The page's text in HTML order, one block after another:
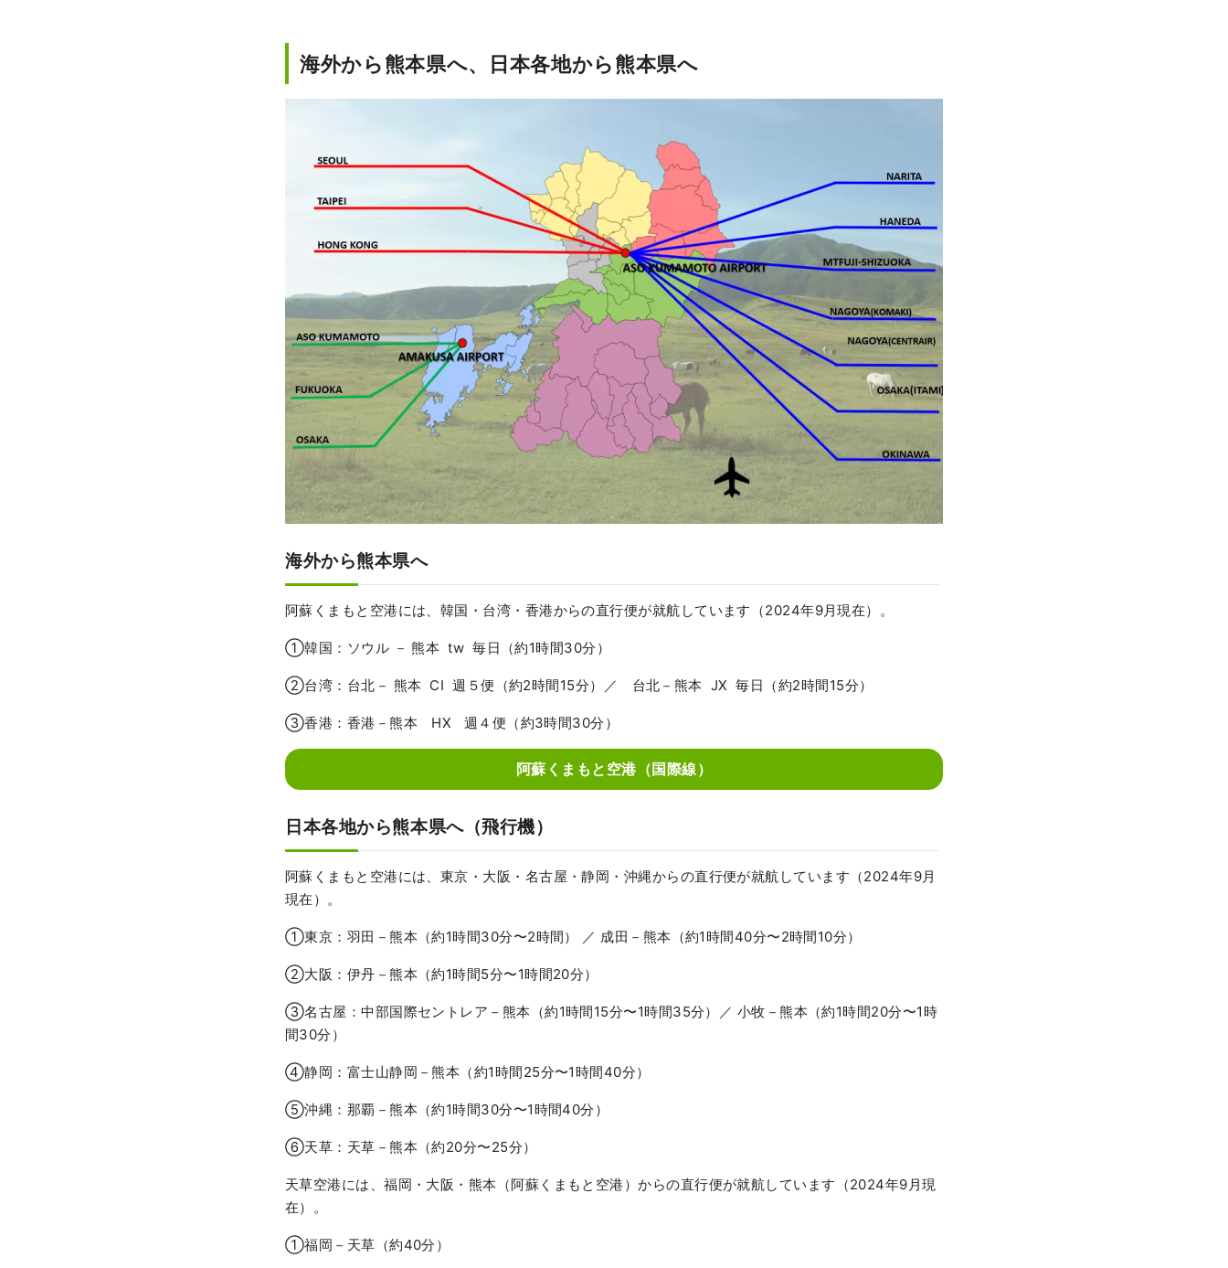
海外から熊本県へ、日本各地から熊本県へ
海外から熊本県へ
阿蘇くまもと空港には、韓国・台湾・香港からの直行便が就航しています（2024年9月現在）。
①韓国：ソウル － 熊本 tw 毎日（約1時間30分）
②台湾：台北－ 熊本 CI 週５便（約2時間15分）／ 台北－熊本 JX 毎日（約2時間15分）
③香港：香港－熊本 HX 週４便（約3時間30分）
阿蘇くまもと空港（国際線）
日本各地から熊本県へ（飛行機）
阿蘇くまもと空港には、東京・大阪・名古屋・静岡・沖縄からの直行便が就航しています（2024年9月
現在）。
①東京：羽田－熊本（約1時間30分〜2時間） ／ 成田－熊本（約1時間40分〜2時間10分）
②大阪：伊丹－熊本（約1時間5分〜1時間20分）
③名古屋：中部国際セントレア－熊本（約1時間15分〜1時間35分）／ 小牧－熊本（約1時間20分〜1時
間30分）
④静岡：富士山静岡－熊本（約1時間25分〜1時間40分）
⑤沖縄：那覇－熊本（約1時間30分〜1時間40分）
⑥天草：天草－熊本（約20分〜25分）
天草空港には、福岡・大阪・熊本（阿蘇くまもと空港）からの直行便が就航しています（2024年9月現
在）。
①福岡－天草（約40分）